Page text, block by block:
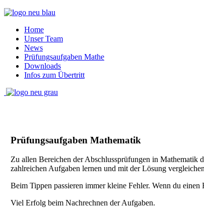
Home
Unser Team
News
Prüfungsaufgaben Mathe
Downloads
Infos zum Übertritt
Prüfungsaufgaben Mathematik
Zu allen Bereichen der Abschlussprüfungen in Mathematik
zahlreichen Aufgaben lernen und mit der Lösung
Beim Tippen passieren immer kleine Fehler. Wenn du
Viel Erfolg beim Nachrechnen der Aufgaben.